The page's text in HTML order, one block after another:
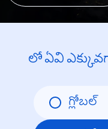
లో ఏవి
గ్లోబల్